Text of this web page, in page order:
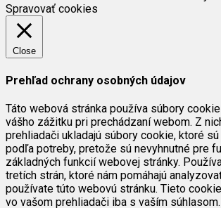
Spravovať cookies
Close
Prehľad ochrany osobných údajov
Táto webová stránka používa súbory
vášho zážitku pri prechádzaní webom. Z
prehliadači ukladajú súbory cookie, ktoré
podľa potreby, pretože sú nevyhnutné pre
základných funkcií webovej stránky.
tretích strán, ktoré nám pomáhajú
používate túto webovú stránku. Tieto
vo vašom prehliadači iba s vaším